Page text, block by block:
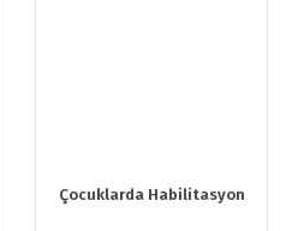
Çocuklarda Habilitasyon